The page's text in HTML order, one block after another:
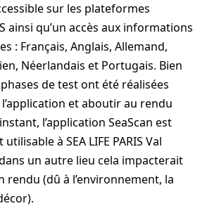
sur les plateformes
ainsi qu’un accès aux informations
: Français, Anglais, Allemand,
Néerlandais et Portugais. Bien
de test ont été réalisées
et aboutir au rendu
l’application SeaScan est
à SEA LIFE PARIS Val
dans un autre lieu cela impacterait
(dû à l’environnement, la